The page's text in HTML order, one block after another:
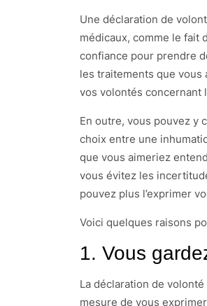
Une déclaration de
médicaux, comme le fait
confiance pour prendre
les traitements que vous
vos volontés concernant
En outre, vous pouvez y
choix entre une
que vous aimeriez
vous évitez les
pouvez plus l’exprimer
Voici quelques raisons
1. Vous
La déclaration de
mesure de vous